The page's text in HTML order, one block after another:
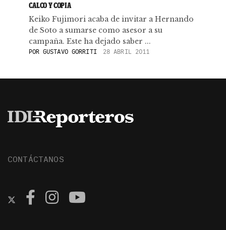
CALCO Y COPIA
Keiko Fujimori acaba de invitar a Hernando
de Soto a sumarse como asesor a su
campaña. Este ha dejado saber ...
POR GUSTAVO GORRITI 28 ABRIL 2011
CONTÁCTANOS